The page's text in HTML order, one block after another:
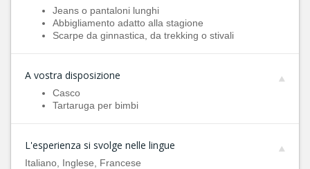
Jeans o pantaloni lunghi
Abbigliamento adatto alla stagione
Scarpe da ginnastica, da trekking o stivali
A vostra disposizione
Casco
Tartaruga per bimbi
L'esperienza si svolge nelle lingue
Italiano, Inglese, Francese